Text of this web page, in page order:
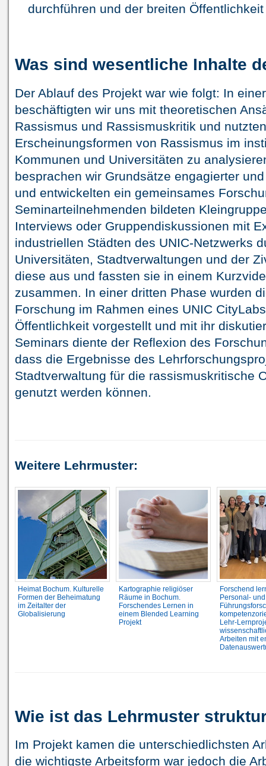
durchführen und der breiten
Was sind wesentliche Inhalte
Der Ablauf des Projekt war wie folgt: In
beschäftigten wir uns mit theoretischen
Rassismus und Rassismuskritik und
Erscheinungsformen von Rassismus im
Kommunen und Universitäten zu
besprachen wir Grundsätze engagierter
und entwickelten ein gemeinsames
Seminarteilnehmenden bildeten
Interviews oder Gruppendiskussionen mit
industriellen Städten des UNIC-Netzwerks
Universitäten, Stadtverwaltungen und der
diese aus und fassten sie in einem
zusammen. In einer dritten Phase wurden
Forschung im Rahmen eines UNIC
Öffentlichkeit vorgestellt und mit ihr
Seminars diente der Reflexion des
dass die Ergebnisse des
Stadtverwaltung für die rassismuskritische
genutzt werden können.
Weitere Lehrmuster:
Heimat Bochum. Kulturelle
Formen der Beheimatung
im Zeitalter der
Globalisierung
Kartographie religiöser
Räume in Bochum.
Forschendes Lernen in
einem Blended Learning
Projekt
Forschend
Personal- und
Lehr-
Arbeiten mit
Wie ist das Lehrmuster
Im Projekt kamen die unterschiedlichsten
die wichtigste Arbeitsform war jedoch die